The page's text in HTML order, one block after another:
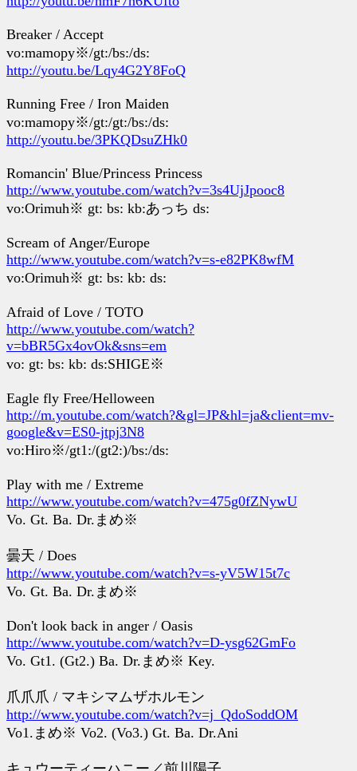
Breaker / Accept
vo:mamopy※/gt:/bs:/ds:
http://youtu.be/Lqy4G2Y8FoQ
Running Free / Iron Maiden
vo:mamopy※/gt:/gt:/bs:/ds:
http://youtu.be/3PKQDsuZHk0
Romancin' Blue/Princess Princess
http://www.youtube.com/watch?v=3s4UjJpooc8
vo:Orimuh※ gt: bs: kb:あっち ds:
Scream of Anger/Europe
http://www.youtube.com/watch?v=s-e82PK8wfM
vo:Orimuh※ gt: bs: kb: ds:
Afraid of Love / TOTO
http://www.youtube.com/watch?
v=bBR5Gx4ovOk&sns=em
vo: gt: bs: kb: ds:SHIGE※
Eagle fly Free/Helloween
http://m.youtube.com/watch?&gl=JP&hl=ja&client=mv-
google&v=ES0-jtpj3N8
vo:Hiro※/gt1:/(gt2:)/bs:/ds:
Play with me / Extreme
http://www.youtube.com/watch?v=475g0fZNywU
Vo. Gt. Ba. Dr.まめ※
曇天 / Does
http://www.youtube.com/watch?v=s-yV5W15t7c
Vo. Gt. Ba. Dr.まめ※
Don't look back in anger / Oasis
http://www.youtube.com/watch?v=D-ysg62GmFo
Vo. Gt1. (Gt2.) Ba. Dr.まめ※ Key.
爪爪爪 / マキシマムザホルモン
http://www.youtube.com/watch?v=j_QdoSoddOM
Vo1.まめ※ Vo2. (Vo3.) Gt. Ba. Dr.Ani